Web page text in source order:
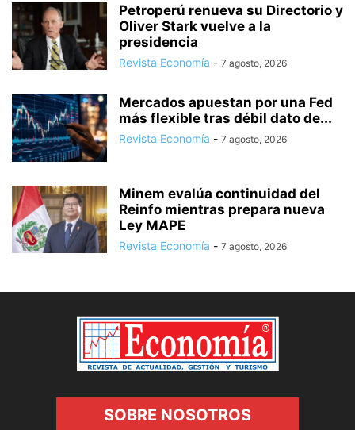
Petroperú renueva su Directorio y
Oliver Stark vuelve a la
presidencia
Revista Economía - 7 agosto, 2026
Mercados apuestan por una Fed
más flexible tras débil dato de...
Revista Economía - 7 agosto, 2026
Minem evalúa continuidad del
Reinfo mientras prepara nueva
Ley MAPE
Revista Economía - 7 agosto, 2026
SOBRE NOSOTROS